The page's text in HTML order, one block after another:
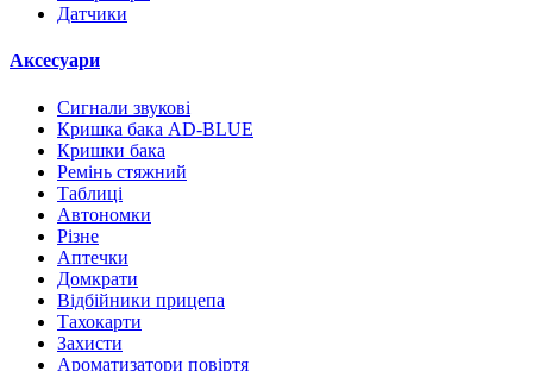
Датчики
Аксесуари
Сигнали звукові
Кришка бака AD-BLUE
Кришки бака
Ремінь стяжний
Таблиці
Автономки
Різне
Аптечки
Домкрати
Відбійники прицепа
Тахокарти
Захисти
Ароматизатори повіртя